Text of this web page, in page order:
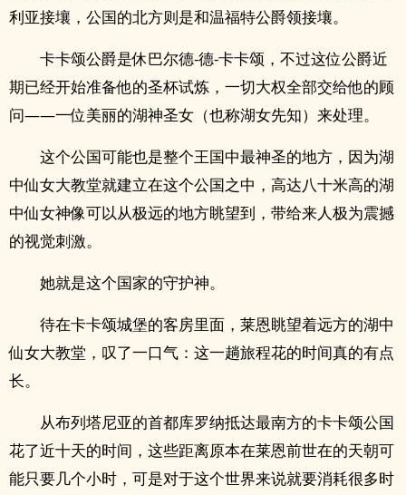
利亚接壤，公国的北方则是和温福特公爵领接壤。
卡卡颂公爵是休巴尔德-德-卡卡颂，不过这位公爵近
期已经开始准备他的圣杯试炼，一切大权全部交给他的顾
问——一位美丽的湖神圣女（也称湖女先知）来处理。
这个公国可能也是整个王国中最神圣的地方，因为湖
中仙女大教堂就建立在这个公国之中，高达八十米高的湖
中仙女神像可以从极远的地方眺望到，带给来人极为震撼
的视觉刺激。
她就是这个国家的守护神。
待在卡卡颂城堡的客房里面，莱恩眺望着远方的湖中
仙女大教堂，叹了一口气：这一趟旅程花的时间真的有点
长。
从布列塔尼亚的首都库罗纳抵达最南方的卡卡颂公国
花了近十天的时间，这些距离原本在莱恩前世在的天朝可
能只要几个小时，可是对于这个世界来说就要消耗很多时